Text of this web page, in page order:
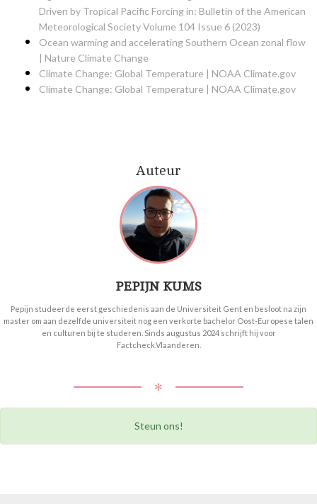
Driven by Tropical Pacific Forcing in: Bulletin of the American
Meteorological Society Volume 104 Issue 6 (2023)
Ocean warming and accelerating Southern Ocean zonal flow
| Nature Climate Change
Climate Change: Global Temperature | NOAA Climate.gov
Climate Change: Global Temperature | NOAA Climate.gov
Auteur
PEPIJN KUMS
Pepijn studeerde eerst geschiedenis aan de Universiteit Gent en besloot na zijn
master om aan dezelfde universiteit nog een verkorte bachelor Oost-Europese talen
en culturen bij te studeren. Sinds augustus 2024 schrijft hij voor
Factcheck.Vlaanderen.
✻
Steun ons!